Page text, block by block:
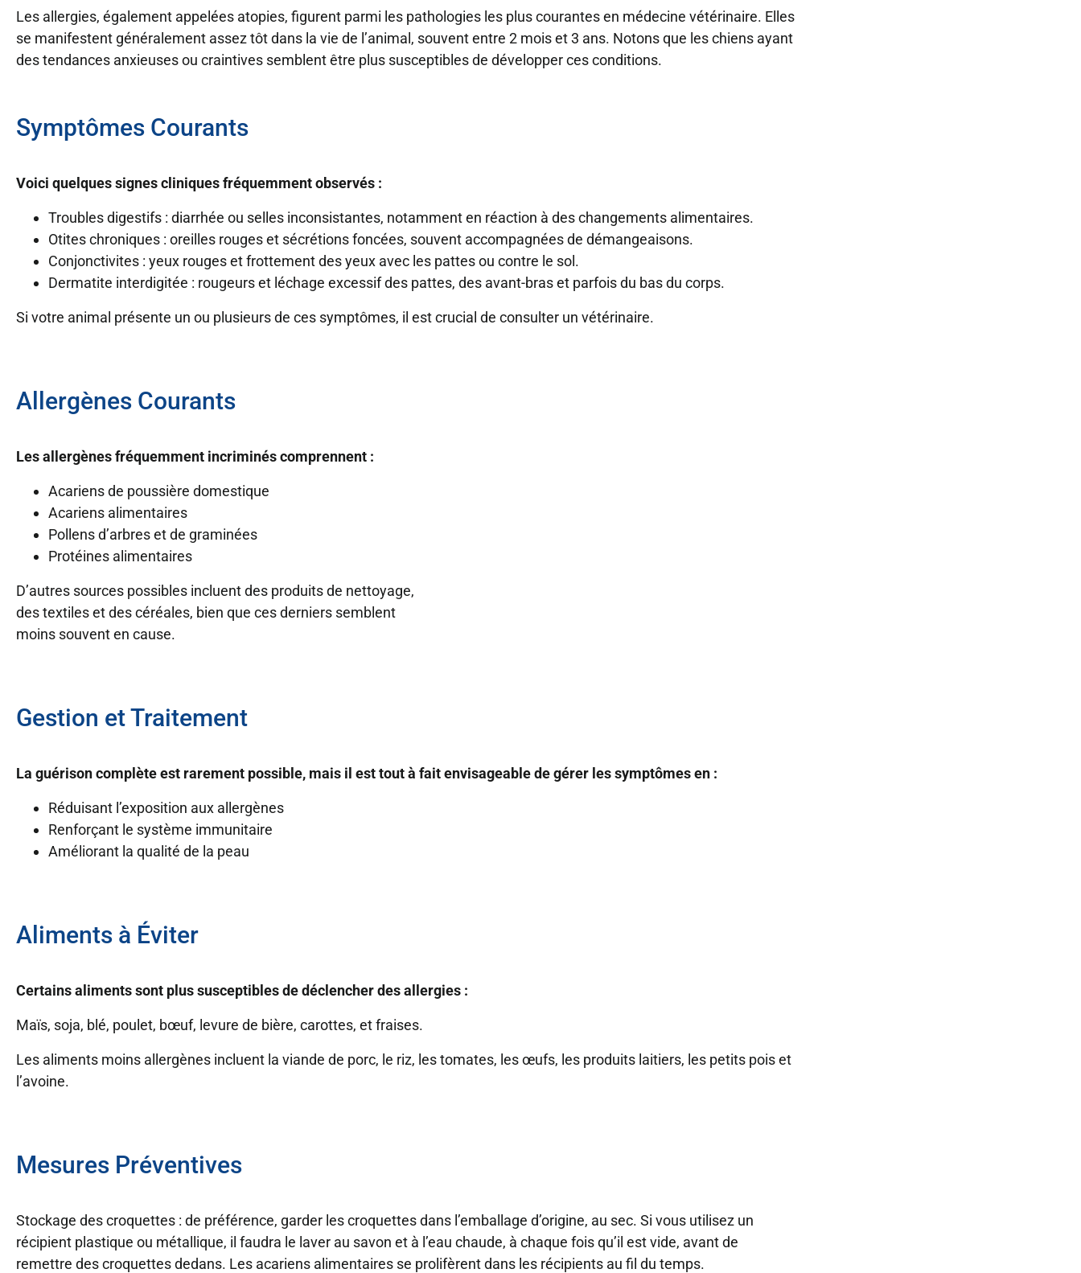
Les allergies, également appelées atopies, figurent parmi les pathologies les plus courantes en médecine vétérinaire. Elles
se manifestent généralement assez tôt dans la vie de l’animal, souvent entre 2 mois et 3 ans. Notons que les chiens ayant
des tendances anxieuses ou craintives semblent être plus susceptibles de développer ces conditions.
Symptômes Courants
Voici quelques signes cliniques fréquemment observés :
Troubles digestifs : diarrhée ou selles inconsistantes, notamment en réaction à des changements alimentaires.
Otites chroniques : oreilles rouges et sécrétions foncées, souvent accompagnées de démangeaisons.
Conjonctivites : yeux rouges et frottement des yeux avec les pattes ou contre le sol.
Dermatite interdigitée : rougeurs et léchage excessif des pattes, des avant-bras et parfois du bas du corps.
Si votre animal présente un ou plusieurs de ces symptômes, il est crucial de consulter un vétérinaire.
Allergènes Courants
Les allergènes fréquemment incriminés comprennent :
Acariens de poussière domestique
Acariens alimentaires
Pollens d’arbres et de graminées
Protéines alimentaires
D’autres sources possibles incluent des produits de nettoyage,
des textiles et des céréales, bien que ces derniers semblent
moins souvent en cause.
Gestion et Traitement
La guérison complète est rarement possible, mais il est tout à fait envisageable de gérer les symptômes en :
Réduisant l’exposition aux allergènes
Renforçant le système immunitaire
Améliorant la qualité de la peau
Aliments à Éviter
Certains aliments sont plus susceptibles de déclencher des allergies :
Maïs, soja, blé, poulet, bœuf, levure de bière, carottes, et fraises.
Les aliments moins allergènes incluent la viande de porc, le riz, les tomates, les œufs, les produits laitiers, les petits pois et
l’avoine.
Mesures Préventives
Stockage des croquettes : de préférence, garder les croquettes dans l’emballage d’origine, au sec. Si vous utilisez un
récipient plastique ou métallique, il faudra le laver au savon et à l’eau chaude, à chaque fois qu’il est vide, avant de
remettre des croquettes dedans. Les acariens alimentaires se prolifèrent dans les récipients au fil du temps.